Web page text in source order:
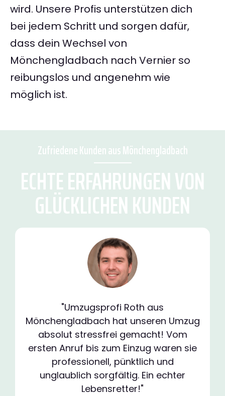
wird. Unsere Profis unterstützen dich
bei jedem Schritt und sorgen dafür,
dass dein Wechsel von
Mönchengladbach nach Vernier so
reibungslos und angenehm wie
möglich ist.
Zufriedene Kunden aus Mönchengladbach
ECHTE ERFAHRUNGEN VON
GLÜCKLICHEN KUNDEN
"Umzugsprofi Roth aus
Mönchengladbach hat unseren Umzug
absolut stressfrei gemacht! Vom
ersten Anruf bis zum Einzug waren sie
professionell, pünktlich und
unglaublich sorgfältig. Ein echter
Lebensretter!"